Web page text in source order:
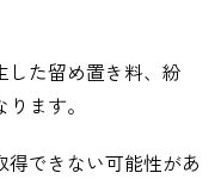
した留め置き料、紛
ます。
できない可能性があ